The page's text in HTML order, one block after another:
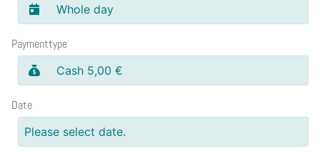
Whole day
Paymenttype
Cash 5,00 €
Date
Please select date.